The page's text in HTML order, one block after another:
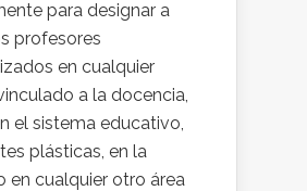
para designar a
profesores
en cualquier
a la docencia,
el sistema educativo,
plásticas, en la
en cualquier otro área